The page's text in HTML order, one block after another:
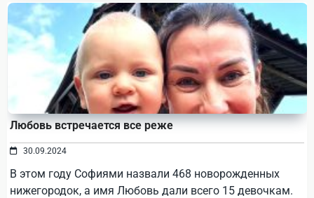
Любовь встречается все реже
30.09.2024
В этом году Софиями назвали 468 новорожденных
нижегородок, а имя Любовь дали всего 15 девочкам.